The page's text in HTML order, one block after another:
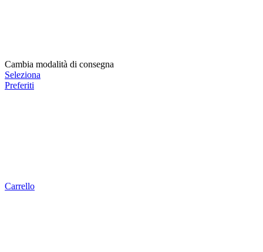
Cambia modalità di consegna
Seleziona
Preferiti
Carrello